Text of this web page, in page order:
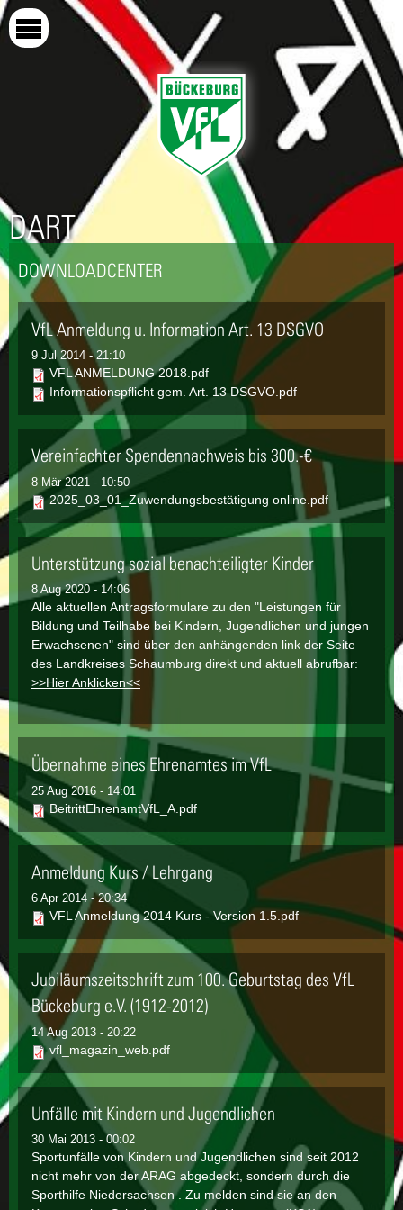
Direkt
zum
Inhalt
DART
DOWNLOADCENTER
VfL Anmeldung u. Information Art. 13 DSGVO
9 Jul 2014 - 21:10
VFL ANMELDUNG 2018.pdf
Informationspflicht gem. Art. 13 DSGVO.pdf
Vereinfachter Spendennachweis bis 300.-€
8 Mär 2021 - 10:50
2025_03_01_Zuwendungsbestätigung online.pdf
Unterstützung sozial benachteiligter Kinder
8 Aug 2020 - 14:06
Alle aktuellen Antragsformulare zu den "Leistungen für
Bildung und Teilhabe bei Kindern, Jugendlichen und jungen
Erwachsenen" sind über den anhängenden link der Seite
des Landkreises Schaumburg direkt und aktuell abrufbar:
>>Hier Anklicken<<
Übernahme eines Ehrenamtes im VfL
25 Aug 2016 - 14:01
BeitrittEhrenamtVfL_A.pdf
Anmeldung Kurs / Lehrgang
6 Apr 2014 - 20:34
VFL Anmeldung 2014 Kurs - Version 1.5.pdf
Jubiläumszeitschrift zum 100. Geburtstag des VfL
Bückeburg e.V. (1912-2012)
14 Aug 2013 - 20:22
vfl_magazin_web.pdf
Unfälle mit Kindern und Jugendlichen
30 Mai 2013 - 00:02
Sportunfälle von Kindern und Jugendlichen sind seit 2012
nicht mehr von der ARAG abgedeckt, sondern durch die
Sporthilfe Niedersachsen . Zu melden sind sie an den